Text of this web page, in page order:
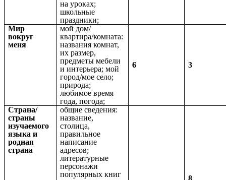
на уроках;
школьные
праздники;
Мир
вокруг
меня
мой дом/
квартира/комната:
названия комнат,
их размер,
предметы мебели
и интерьера; мой
город/мое село;
природа;
любимое время
года, погода;
6 3
Страна/
страны
изучаемого
языка и
родная
страна
общие сведения:
название,
столица,
правильное
написание
адресов;
литературные
персонажи
популярных книг
8